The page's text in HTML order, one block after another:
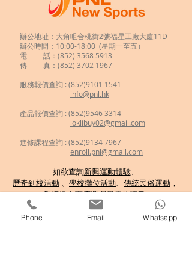
辦公地址：大角咀合桃街2號福星工廠大廈11D
辦公時間：10:00-18:00 (星期一至五）
電 話：(852) 3568 5913
傳 真：(852) 3702 1967
服務報價查詢 :(852)9101 1541
info@pnl.hk
產品報價查詢 : (852)9546 3314
loklibuy02@gmail.com
進修課程查詢 : (852)9134 7967
enroll.pnl@gmail.com
如欲查詢新興運動體驗、
歷奇到校活動 、 學校攤位活動、 傳統民俗運動 ，
歡迎進入商店選擇所需的項目!
分享至 :
Phone Email Whatsapp